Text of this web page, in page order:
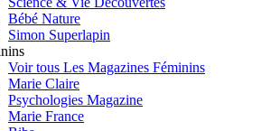
Bébé Nature
Simon Superlapin
Voir tous Les Magazines Féminins
Marie Claire
Psychologies Magazine
Marie France